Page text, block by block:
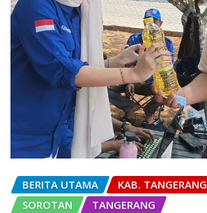
BERITA UTAMA KAB. TANGERANG
SOROTAN
TANGERANG